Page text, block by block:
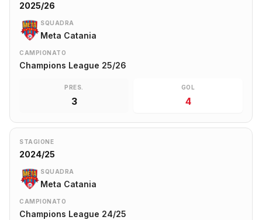
2025/26
SQUADRA
Meta Catania
CAMPIONATO
Champions League 25/26
PRES.
3
GOL
4
STAGIONE
2024/25
SQUADRA
Meta Catania
CAMPIONATO
Champions League 24/25